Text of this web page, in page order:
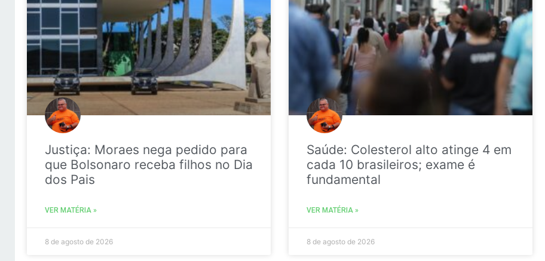
Justiça: Moraes nega pedido para
que Bolsonaro receba filhos no Dia
dos Pais
VER MATÉRIA »
8 de agosto de 2026
Saúde: Colesterol alto atinge 4 em
cada 10 brasileiros; exame é
fundamental
VER MATÉRIA »
8 de agosto de 2026